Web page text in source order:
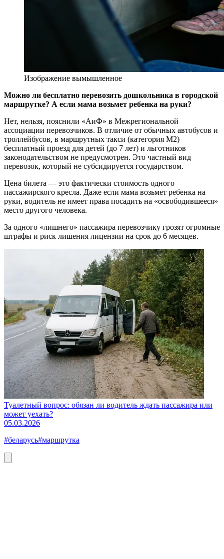
Изображение вымышленное
Можно ли бесплатно перевозить дошкольника в городской
маршрутке? А если мама возьмет ребенка на руки?
Нет, нельзя, пояснили «АиФ» в Межрегиональной
ассоциации перевозчиков. В отличие от обычных автобусов и
троллейбусов, в маршрутных такси (категория М2)
бесплатный проезд для детей (до 7 лет) и льготников
законодательством не предусмотрен. Это частный вид
перевозок, который не субсидируется государством.
Цена билета — это фактически стоимость одного
пассажирского кресла. Даже если мама возьмет ребенка на
руки, водитель не имеет права посадить на «освободившееся»
место другого человека.
За одного «лишнего» пассажира перевозчику грозят огромные
штрафы и риск лишения лицензии на срок до 6 месяцев.
Туалетный вопрос: обязан ли водитель ждать пассажира или
может уехать?
05.03.2026
#беларусь#маршрутка